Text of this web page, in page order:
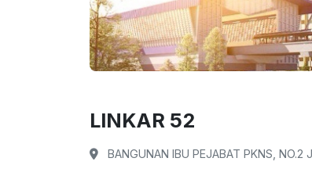
LINKAR 52
BANGUNAN IBU PEJABAT PKNS, NO.2